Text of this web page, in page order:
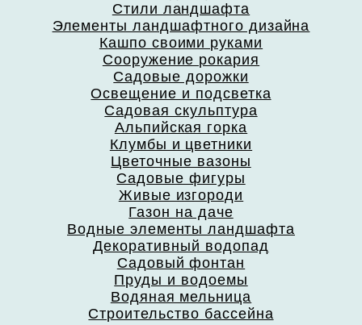
Стили ландшафта
Элементы ландшафтного дизайна
Кашпо своими руками
Сооружение рокария
Садовые дорожки
Освещение и подсветка
Садовая скульптура
Альпийская горка
Клумбы и цветники
Цветочные вазоны
Садовые фигуры
Живые изгороди
Газон на даче
Водные элементы ландшафта
Декоративный водопад
Садовый фонтан
Пруды и водоемы
Водяная мельница
Строительство бассейна